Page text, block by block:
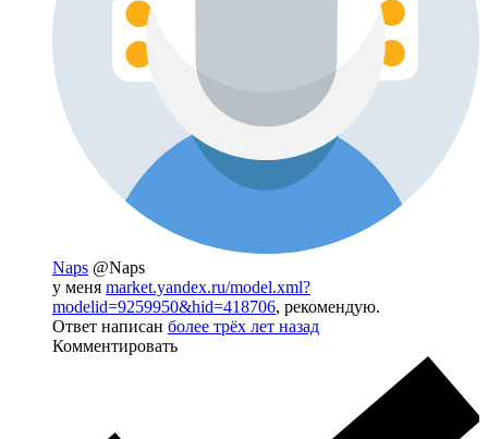
Naps @Naps
у меня market.yandex.ru/model.xml?
modelid=9259950&hid=418706, рекомендую.
Ответ написан более трёх лет назад
Комментировать